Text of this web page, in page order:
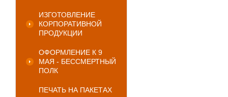
ИЗГОТОВЛЕНИЕ
КОРПОРАТИВНОЙ
ПРОДУКЦИИ
ОФОРМЛЕНИЕ К 9
МАЯ - БЕССМЕРТНЫЙ
ПОЛК
ПЕЧАТЬ НА ПАКЕТАХ